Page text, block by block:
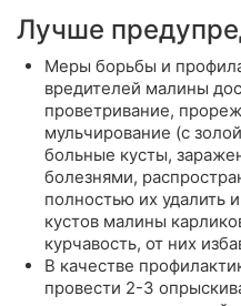
Лучше
Меры борьбы и
вредителей малины
проветривание,
мульчирование (с
больные кусты,
болезнями,
полностью их удалить
кустов малины
курчавость, от них
В качестве
провести 2-3